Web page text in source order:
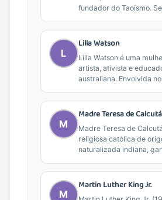
fundador do Taoísmo.
equilíbrio...
L
Lilla Watson
Lilla Watson é uma
artista, ativista e
australiana. Envolvida
M
Madre Teresa de Calcutá
Madre Teresa de
religiosa católica de
naturalizada indiana,
M
Martin Luther King Jr.